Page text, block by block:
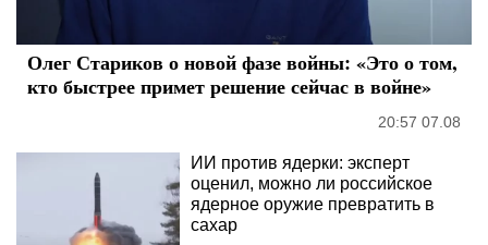
Олег Стариков о новой фазе войны: «Это о том,
кто быстрее примет решение сейчас в войне»
20:57 07.08
ИИ против ядерки: эксперт
оценил, можно ли российское
ядерное оружие превратить в
сахар